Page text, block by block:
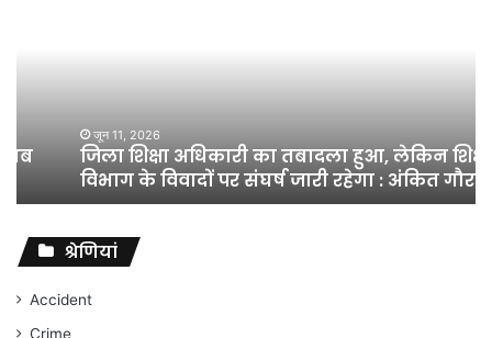
विभाग
विवादों
संघर्ष
जारी
रहेगा
जून 11, 2026
जिला शिक्षा अधिकारी का तबादला हुआ, लेकिन शिक्षा
विभाग के विवादों पर संघर्ष जारी रहेगा : अंकित गौरहा
श्रेणियां
Accident
Crime